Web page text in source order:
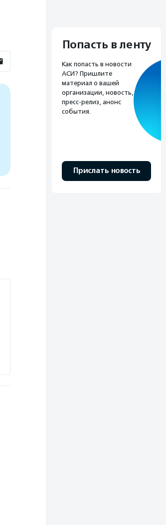
Попасть в ленту
Как попасть в новости
АСИ? Пришлите
материал о вашей
организации, новость,
пресс-релиз, анонс
события.
Прислать новость